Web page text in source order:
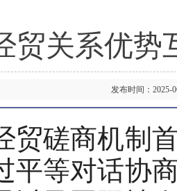
贸关系优势
发布时间：
磋商机制
平等对话协